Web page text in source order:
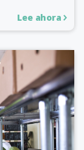
Lee ahora